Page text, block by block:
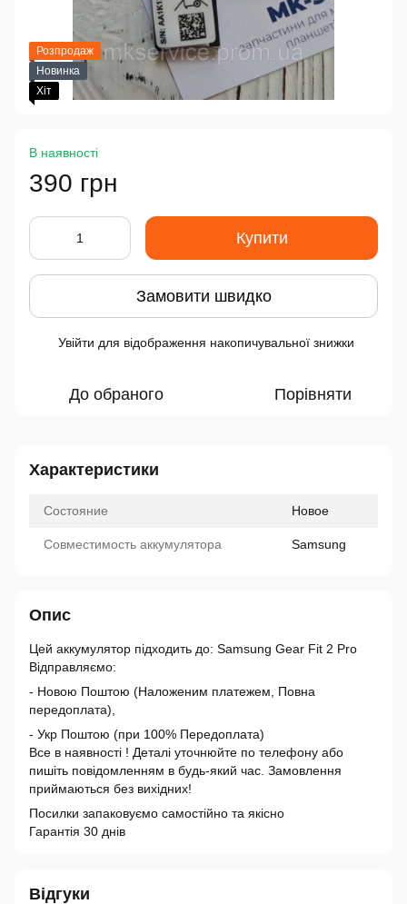
Розпродаж
Новинка
Хіт
В наявності
390 грн
Купити
Замовити швидко
Увійти для відображення накопичувальної знижки
До обраного Порівняти
Характеристики
Состояние Новое
Совместимость аккумулятора Samsung
Опис
Цей аккумулятор підходить до: Samsung Gear Fit 2 Pro
Відправляємо:
- Новою Поштою (Наложеним платежем, Повна
передоплата),
- Укр Поштою (при 100% Передоплата)
Все в наявності ! Деталі уточнюйте по телефону або
пишіть повідомленням в будь-який час. Замовлення
приймаються без вихідних!
Посилки запаковуємо самостійно та якісно
Гарантія 30 днів
Відгуки